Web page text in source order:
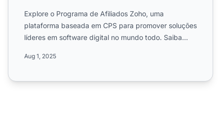
Explore o Programa de Afiliados Zoho, uma
plataforma baseada em CPS para promover soluções
líderes em software digital no mundo todo. Saiba
Aug 1, 2025